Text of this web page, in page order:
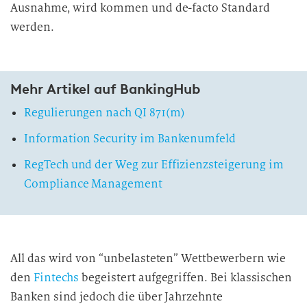
Ausnahme, wird kommen und de-facto Standard
werden.
Mehr Artikel auf BankingHub
Regulierungen nach QI 871(m)
Information Security im Bankenumfeld
RegTech und der Weg zur Effizienzsteigerung im
Compliance Management
All das wird von “unbelasteten” Wettbewerbern wie
den Fintechs begeistert aufgegriffen. Bei klassischen
Banken sind jedoch die über Jahrzehnte